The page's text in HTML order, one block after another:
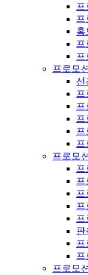
프
홍
프
프로모
선
프
프
프
프로모
프
판
프로모